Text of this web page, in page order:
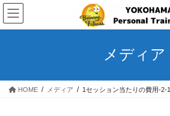
コ
ン
テ
ス
ナ
ビ
ゲ
ン
メディア
HOME メディア 1セッション当たりの費用-2-1